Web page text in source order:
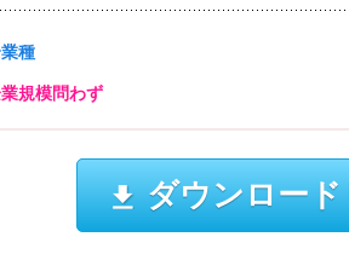
種
規模問わず
ダウンロー